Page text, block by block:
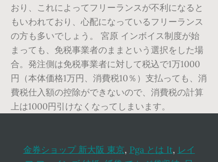
おり、これによってフリーランスが不利になると
もいわれており、心配になっているフリーランス
の方も多いでしょう。 宮原 インボイス制度が始
まっても、免税事業者のままという選択をした場
合。発注側は免税事業者に対して税込で1万1000
円（本体価格1万円、消費税10％）支払っても、消
費税仕入額の控除ができないので、消費税の計算
上は1000円引けなくなってしまいます。
金券ショップ 新大阪 東京, Pga とは It, レイ